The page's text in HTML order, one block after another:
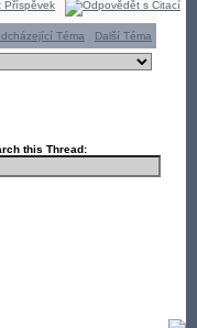
Téma Další Téma
this Thread: